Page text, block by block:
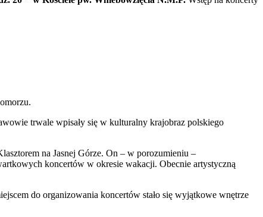
trwale wpisały się w kulturalny krajobraz polskiego
na Jasnej Górze. On – w porozumieniu –
koncertów w okresie wakacji. Obecnie artystyczną
do organizowania koncertów stało się wyjątkowe wnętrze